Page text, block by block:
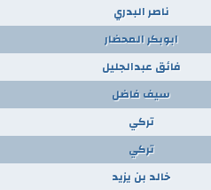
ناصر البدري
ابوبكر المحضار
فائق عبدالجليل
سيف فاضل
تركي
تركي
خالد بن يزيد